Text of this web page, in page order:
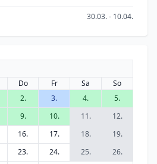
30.03. - 10.04.
Do Fr Sa
So
2. 3. 4.
5.
9. 10. 11.
12.
16. 17. 18.
19.
23. 24. 25.
26.